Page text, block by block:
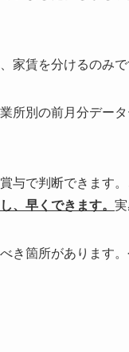
賃を分けるのみで
所別の前月分デー
で判断できます
、早くできます。 実
き箇所があります